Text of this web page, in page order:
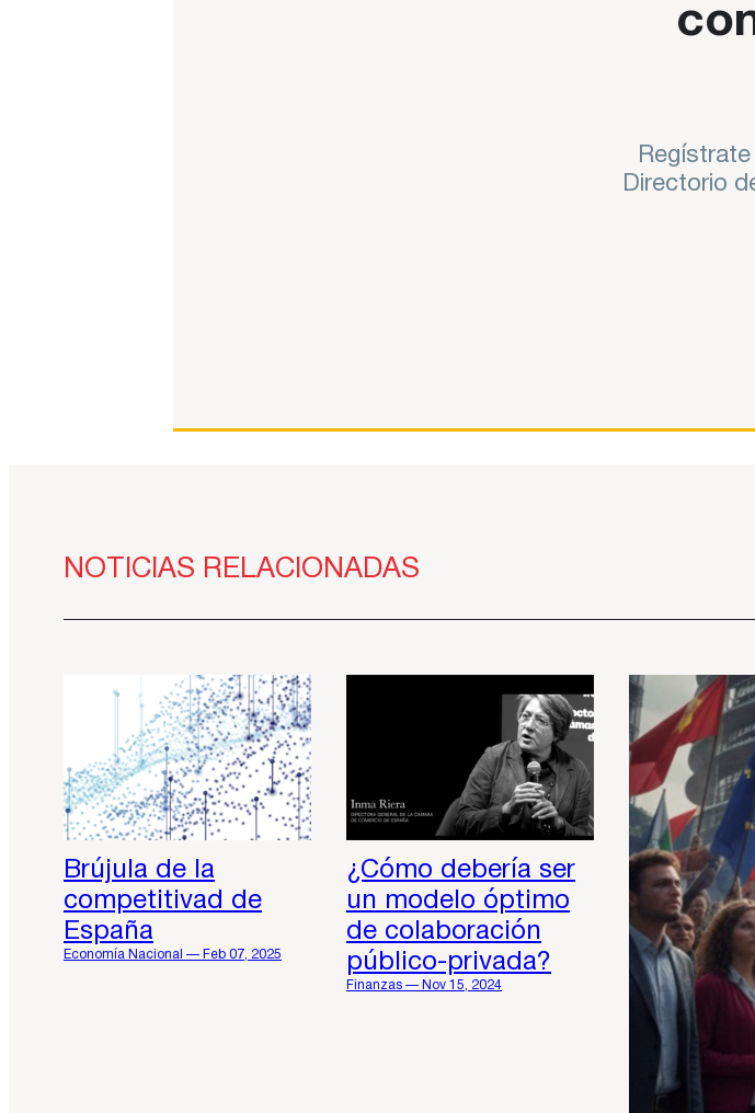
Directorio
NOTICIAS RELACIONADAS
Brújula de la
competitivad de
España
Economía Nacional — Feb 07, 2025
¿Cómo debería ser
un modelo óptimo
de colaboración
público-privada?
Finanzas — Nov 15, 2024